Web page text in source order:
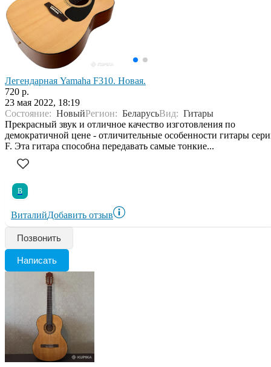
Легендарная Yamaha F310. Новая.
720 р.
23 мая 2022, 18:19
Состояние: НовыйРегион: БеларусьВид: Гитары
Прекрасный звук и отличное качество изготовления по
демократичной цене - отличительные особенности гитары
F. Эта гитара способна передавать самые тонкие...
В
ВиталийДобавить отзыв
Позвонить
Написать